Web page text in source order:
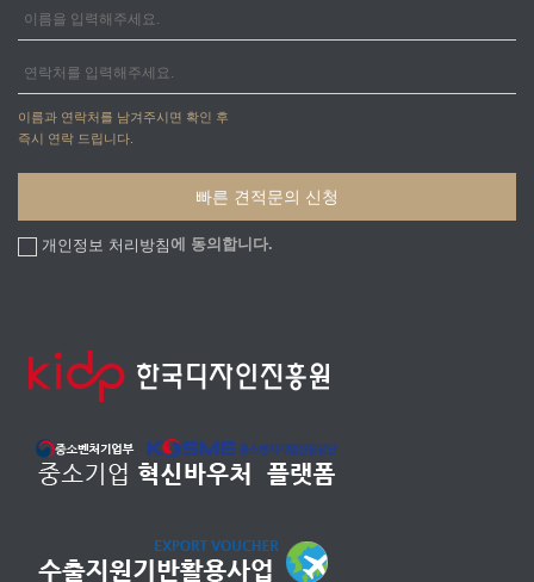
이름과 연락처를 남겨주시면 확인 후
즉시 연락 드립니다.
개인정보 처리방침에 동의합니다.